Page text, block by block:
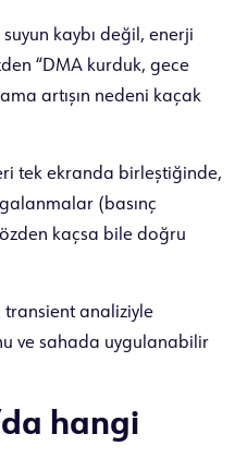
kaybı değil, enerji
“DMA kurduk, gece
artışın nedeni kaçak
tek ekranda birleştiğinde,
(basınç
kaçsa bile doğru
transient analiziyle
ve sahada uygulanabilir
hangi